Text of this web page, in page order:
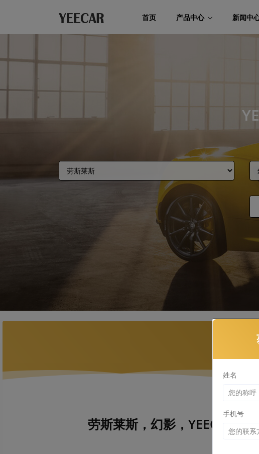
首页 产品中心 新闻中
劳斯莱斯，幻影，YEECAR-G6
姓名
手机号